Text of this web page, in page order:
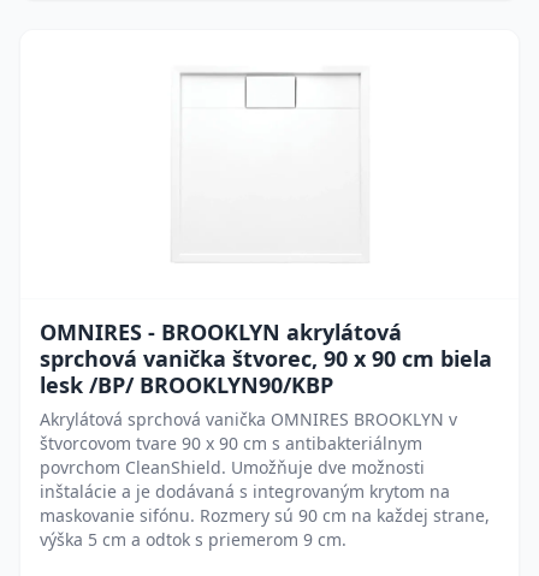
OMNIRES - BROOKLYN akrylátová
sprchová vanička štvorec, 90 x 90 cm biela
lesk /BP/ BROOKLYN90/KBP
Akrylátová sprchová vanička OMNIRES BROOKLYN v
štvorcovom tvare 90 x 90 cm s antibakteriálnym
povrchom CleanShield. Umožňuje dve možnosti
inštalácie a je dodávaná s integrovaným krytom na
maskovanie sifónu. Rozmery sú 90 cm na každej strane,
výška 5 cm a odtok s priemerom 9 cm.